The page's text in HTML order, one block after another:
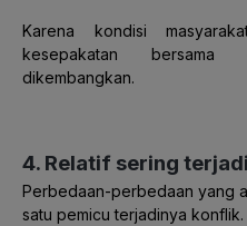
Karena kondisi
kesepakatan
dikembangkan.
4. Relatif sering
Perbedaan-perbedaan yang
satu pemicu terjadinya